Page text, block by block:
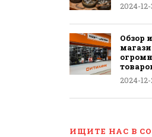
2024-
Обзор
2024-
ИЩИТЕ НАС В